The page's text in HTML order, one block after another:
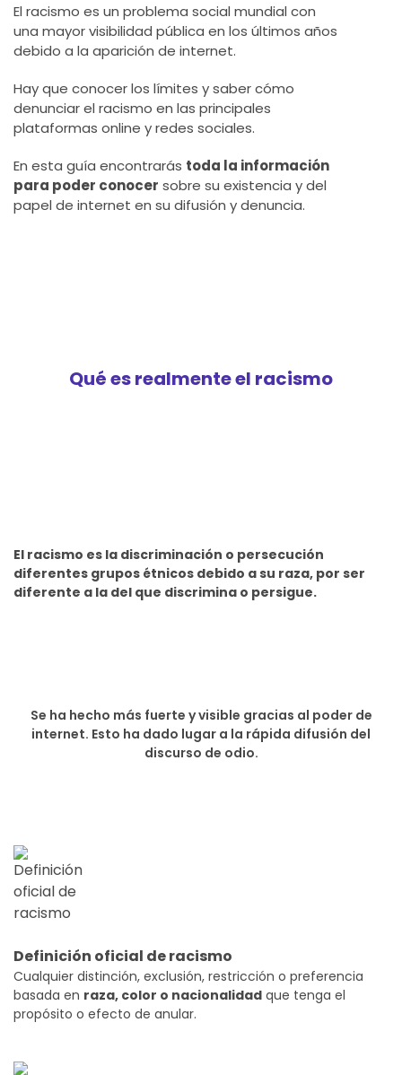
El racismo es un problema social mundial con
una mayor visibilidad pública en los últimos años
debido a la aparición de internet.
Hay que conocer los límites y saber cómo
denunciar el racismo en las principales
plataformas online y redes sociales.
En esta guía encontrarás toda la información
para poder conocer sobre su existencia y del
papel de internet en su difusión y denuncia.
Qué es realmente el racismo
El racismo es la discriminación o persecución
diferentes grupos étnicos debido a su raza, por ser
diferente a la del que discrimina o persigue.
Se ha hecho más fuerte y visible gracias al poder de
internet. Esto ha dado lugar a la rápida difusión del
discurso de odio.
Definición oficial de racismo
Cualquier distinción, exclusión, restricción o preferencia
basada en raza, color o nacionalidad que tenga el
propósito o efecto de anular.